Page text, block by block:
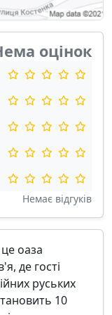
оцінок
Немає відгуків
оаза
де гості
руських
10